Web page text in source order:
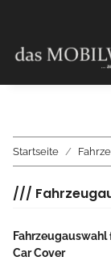
Startseite
///
Car Cover